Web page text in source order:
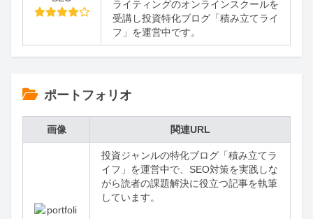
ライティングのオンラインスクールを
受講し投資特化ブログ「積み立てライ
フ」を運営中です。
ポートフォリオ
画像 関連URL
投資ジャンルの特化ブログ「積み立てラ
イフ」を運営中で、SEO対策を実践しな
がら読者の課題解決に役立つ記事を執筆
しています。